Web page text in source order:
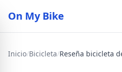
On My Bike
Inicio/Bicicleta/